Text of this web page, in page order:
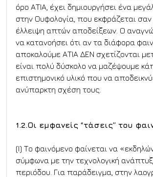
όρο ΑΤΙΑ, έχει δημιουργήσει ένα
στην Ουφολογία, που εκφράζεται σαν
έλλειψη απτών αποδείξεων. Ο
να κατανοήσει ότι αν τα διάφορα
αποκαλούμε ΑΤΙΑ ΔΕΝ σχετίζονται
είναι πολύ δύσκολο να μαζέψουμε
επιστημονικό υλικό που να
ανύπαρκτη σχέση τους.
1.2.Οι εμφανείς “τάσεις” του
(Ι) Το φαινόμενο φαίνεται να
σύμφωνα με την τεχνολογική
περιόδου. Για παράδειγμα, στην